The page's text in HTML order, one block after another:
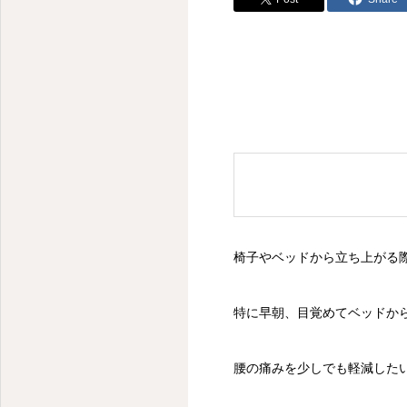
椅子やベッドから立ち上がる
特に早朝、目覚めてベッドか
腰の痛みを少しでも軽減した